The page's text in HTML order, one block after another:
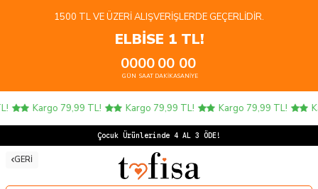
1500 TL VE ÜZERI ALIŞVERIŞLERDE GEÇERLIDIR.
ELBİSE 1 TL!
00
GÜN
00
SAAT
00
DAKIKA
00
SANIYE
Kargo 79,99 TL! Kargo 79,99 TL! Kargo 79,99 TL!
Çocuk Ürünlerinde 4 AL 3 ÖDE!
GERI